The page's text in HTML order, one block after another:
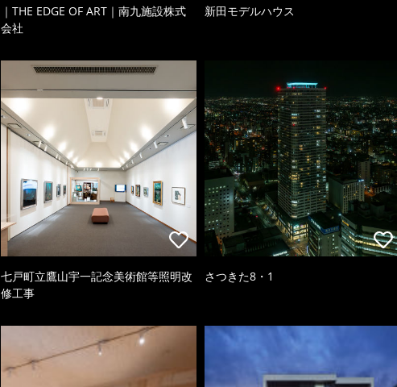
｜THE EDGE OF ART｜南九施設株式
会社
新田モデルハウス
七戸町立鷹山宇一記念美術館等照明改
修工事
さつきた8・1